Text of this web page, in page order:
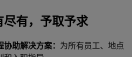
尽有，予取予求
助解决方案： 为所有员工、地点